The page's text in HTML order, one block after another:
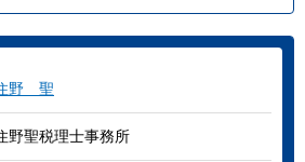
野 聖
野聖税理士事務所